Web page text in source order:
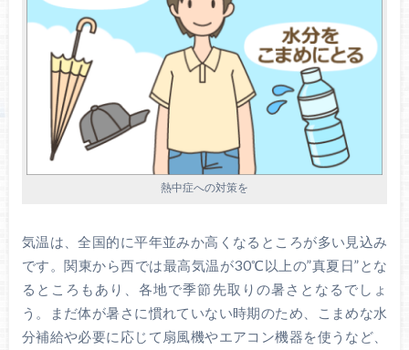
熱中症への対策を
気温は、全国的に平年並みか高くなるところが多い見込み
です。関東から西では最高気温が30℃以上の”真夏日”とな
るところもあり、各地で季節先取りの暑さとなるでしょ
う。まだ体が暑さに慣れていない時期のため、こまめな水
分補給や必要に応じて扇風機やエアコン機器を使うなど、